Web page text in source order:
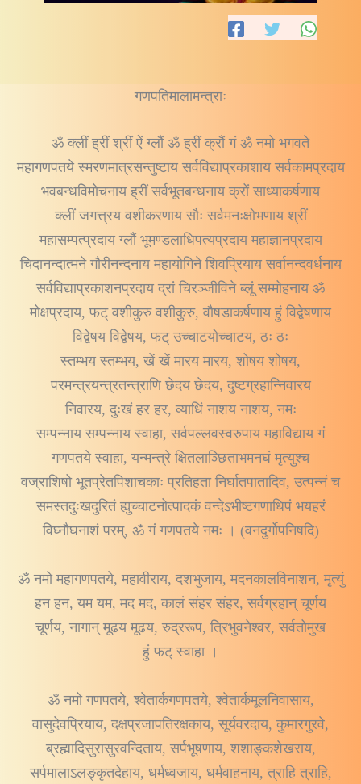
गणपतिमालामन्त्राः
ॐ क्लीं ह्रीं श्रीं ऐं ग्लौं ॐ ह्रीं क्रौं गं ॐ नमो भगवते
महागणपतये स्मरणमात्रसन्तुष्टाय सर्वविद्याप्रकाशाय सर्वकामप्रदाय
भवबन्धविमोचनाय ह्रीं सर्वभूतबन्धनाय क्रों साध्याकर्षणाय
क्लीं जगत्त्रय वशीकरणाय सौः सर्वमनःक्षोभणाय श्रीं
महासम्पत्प्रदाय ग्लौं भूमण्डलाधिपत्यप्रदाय महाज्ञानप्रदाय
चिदानन्दात्मने गौरीनन्दनाय महायोगिने शिवप्रियाय सर्वानन्दवर्धनाय
सर्वविद्याप्रकाशनप्रदाय द्रां चिरञ्जीविने ब्लूं सम्मोहनाय ॐ
मोक्षप्रदाय, फट् वशीकुरु वशीकुरु, वौषडाकर्षणाय हुं विद्वेषणाय
विद्वेषय विद्वेषय, फट् उच्चाटयोच्चाटय, ठः ठः
स्तम्भय स्तम्भय, खें खें मारय मारय, शोषय शोषय,
परमन्त्रयन्त्रतन्त्राणि छेदय छेदय, दुष्टग्रहान्निवारय
निवारय, दुःखं हर हर, व्याधिं नाशय नाशय, नमः
सम्पन्नाय सम्पन्नाय स्वाहा, सर्वपल्लवस्वरुपाय महाविद्याय गं
गणपतये स्वाहा, यन्मन्त्रे क्षितलाञ्छिताभमनघं मृत्युश्च
वज्राशिषो भूतप्रेतपिशाचकाः प्रतिहता निर्घातपातादिव, उत्पन्नं च
समस्तदुःखदुरितं ह्युच्चाटनोत्पादकं वन्देऽभीष्टगणाधिपं भयहरं
विघ्नौघनाशं परम्, ॐ गं गणपतये नमः । (वनदुर्गोपनिषदि)
ॐ नमो महागणपतये, महावीराय, दशभुजाय, मदनकालविनाशन, मृत्युं
हन हन, यम यम, मद मद, कालं संहर संहर, सर्वग्रहान् चूर्णय
चूर्णय, नागान् मूढय मूढय, रुद्ररूप, त्रिभुवनेश्वर, सर्वतोमुख
हुं फट् स्वाहा ।
ॐ नमो गणपतये, श्वेतार्कगणपतये, श्वेतार्कमूलनिवासाय,
वासुदेवप्रियाय, दक्षप्रजापतिरक्षकाय, सूर्यवरदाय, कुमारगुरवे,
ब्रह्मादिसुरासुरवन्दिताय, सर्पभूषणाय, शशाङ्कशेखराय,
सर्पमालाऽलङ्कृतदेहाय, धर्मध्वजाय, धर्मवाहनाय, त्राहि त्राहि,